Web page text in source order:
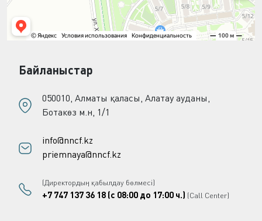
Байланыстар
050010, Алматы қаласы, Алатау ауданы,
Ботакөз м.н, 1/1
info@nncf.kz
priemnaya@nncf.kz
(Директордың қабылдау бөлмесі)
+7 747 137 36 18 (с 08:00 до 17:00 ч.) (Call Center)